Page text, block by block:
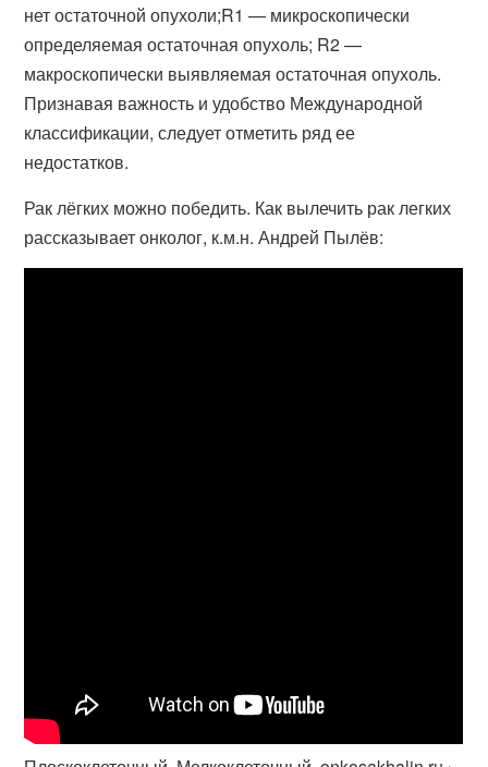
нет остаточной опухоли;R1 — микроскопически
определяемая остаточная опухоль; R2 —
макроскопически выявляемая остаточная опухоль.
Признавая важность и удобство Международной
классификации, следует отметить ряд ее
недостатков.
Рак лёгких можно победить. Как вылечить рак легких
рассказывает онколог, к.м.н. Андрей Пылёв: